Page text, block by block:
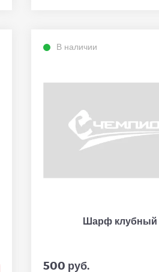
В наличии
Шарф клубный
500 руб.